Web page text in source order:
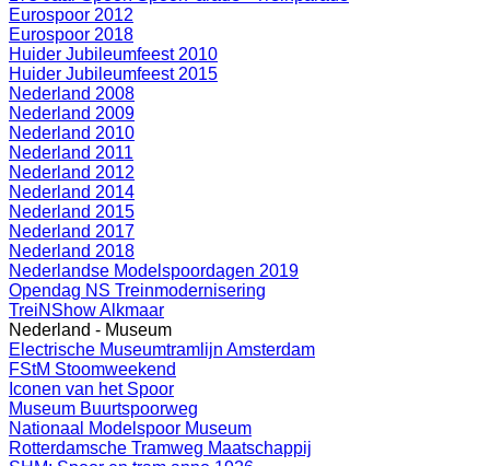
Eurospoor 2012
Eurospoor 2018
Huider Jubileumfeest 2010
Huider Jubileumfeest 2015
Nederland 2008
Nederland 2009
Nederland 2010
Nederland 2011
Nederland 2012
Nederland 2014
Nederland 2015
Nederland 2017
Nederland 2018
Nederlandse Modelspoordagen 2019
Opendag NS Treinmodernisering
TreiNShow Alkmaar
Nederland - Museum
Electrische Museumtramlijn Amsterdam
FStM Stoomweekend
Iconen van het Spoor
Museum Buurtspoorweg
Nationaal Modelspoor Museum
Rotterdamsche Tramweg Maatschappij